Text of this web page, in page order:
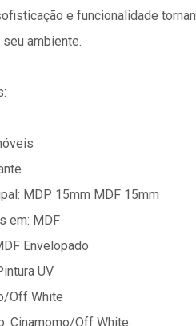
e funcionalidade
ambiente.
MDP 15mm MDF 15mm
em: MDF
Envelopado
UV
Off White
Cinamomo/Off White